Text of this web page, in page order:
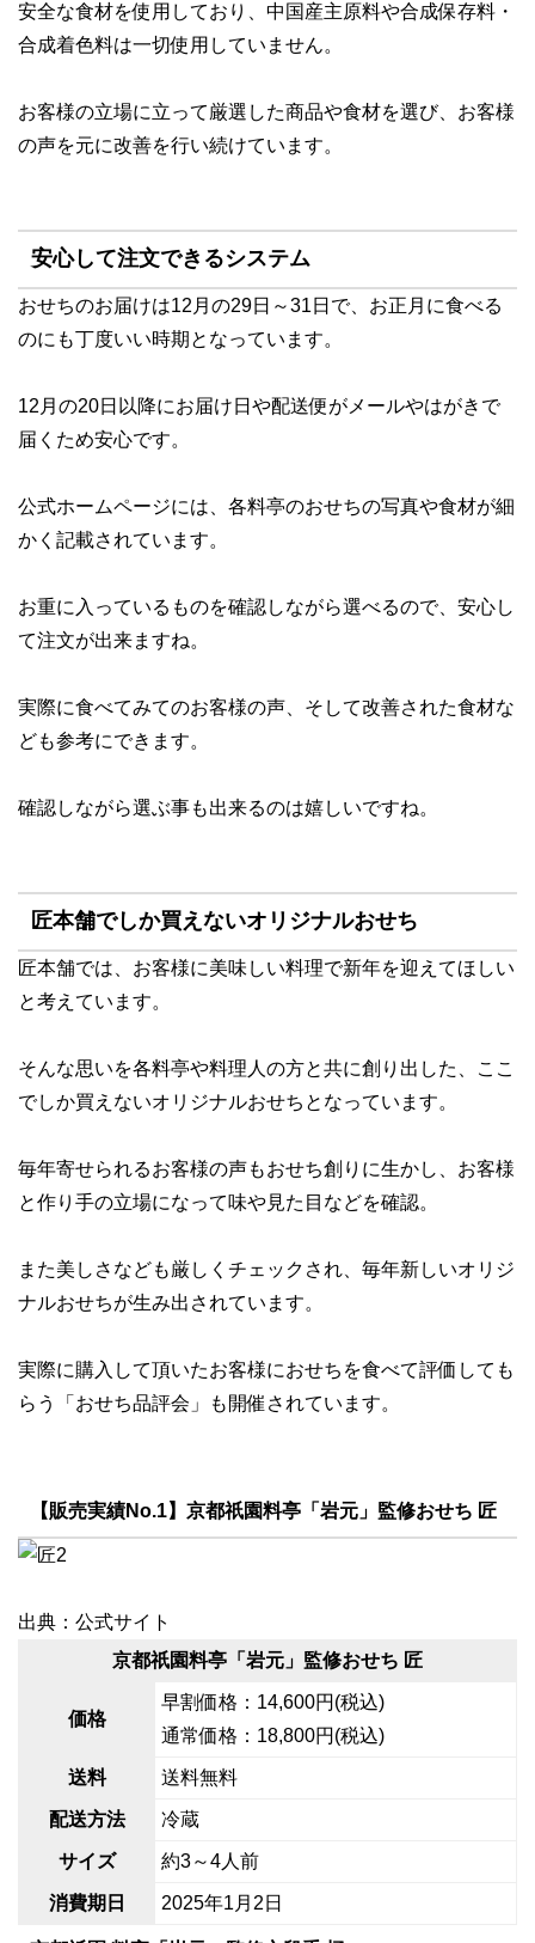
安全な食材を使用 しており、中国産主原料や合成保存料・
合成着色料は一切使用していません。
お客様の立場に立って厳選した商品や食材を選び、お客様
の声を元に改善を行い続けています。
安心して注文できるシステム
おせちのお届けは12月の29日～31日 で、お正月に食べる
のにも丁度いい時期となっています。
12月の20日以降にお届け日や配送便がメールやはがきで
届くため安心です。
公式ホームページには、 各料亭のおせちの写真や食材が細
かく記載されています。
お重に入っているものを確認しながら選べるので、安心し
て注文が出来ますね。
実際に食べてみてのお客様の声、そして改善された食材な
ども参考にできます。
確認しながら選ぶ事も出来るのは嬉しいですね。
匠本舗でしか買えないオリジナルおせち
匠本舗では、お客様に美味しい料理で新年を迎えてほしい
と考えています。
そんな思いを各料亭や料理人の方と共に創り出した、
ここ
でしか買えないオリジナルおせち となっています。
毎年寄せられるお客様の声もおせち創りに生かし、 お客様
と作り手の立場になって味や見た目などを確認。
また美しさなども厳しくチェックされ、毎年新しいオリジ
ナルおせちが生み出されています。
実際に購入して頂いたお客様におせちを食べて評価しても
らう
「おせち品評会」も開催 されています。
【販売実績No.1】京都祇園料亭「岩元」監修おせち 匠
出典：公式サイト
京都祇園料亭「岩元」監修おせち 匠
価格
早割価格：14,600円(税込)
通常価格：18,800円(税込)
送料 送料無料
配送方法 冷蔵
サイズ 約3～4人前
消費期日 2025年1月2日